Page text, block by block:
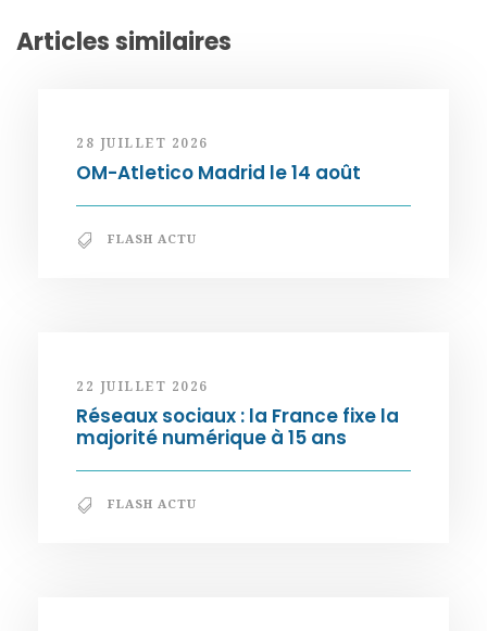
Articles similaires
28 JUILLET 2026
OM-Atletico Madrid le 14 août
FLASH ACTU
22 JUILLET 2026
Réseaux sociaux : la France fixe la
majorité numérique à 15 ans
FLASH ACTU